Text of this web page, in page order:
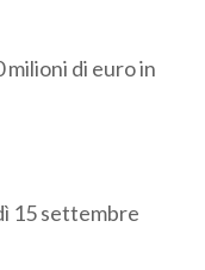
di euro in
15 settembre